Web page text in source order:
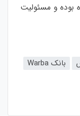
بوده و مسئولیت
بانک Warba